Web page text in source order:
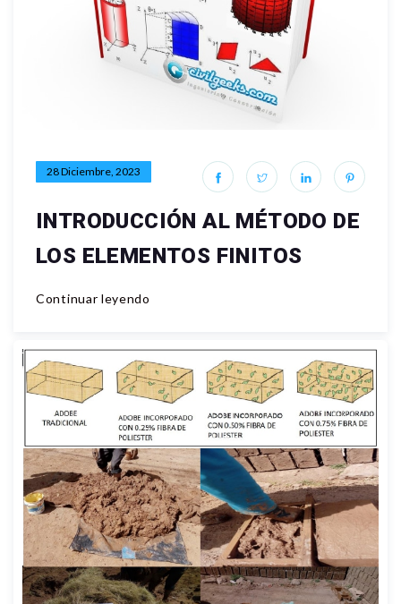
28 Diciembre, 2023
INTRODUCCIÓN AL MÉTODO DE
LOS ELEMENTOS FINITOS
Continuar leyendo